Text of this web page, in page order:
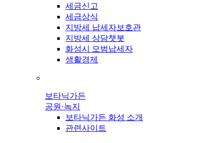
세금신고
세금상식
지방세 납세자보호관
지방세 상담챗봇
화성시 모범납세자
생활경제
보타닉가든
공원·녹지
보타닉가든 화성 소개
관련사이트